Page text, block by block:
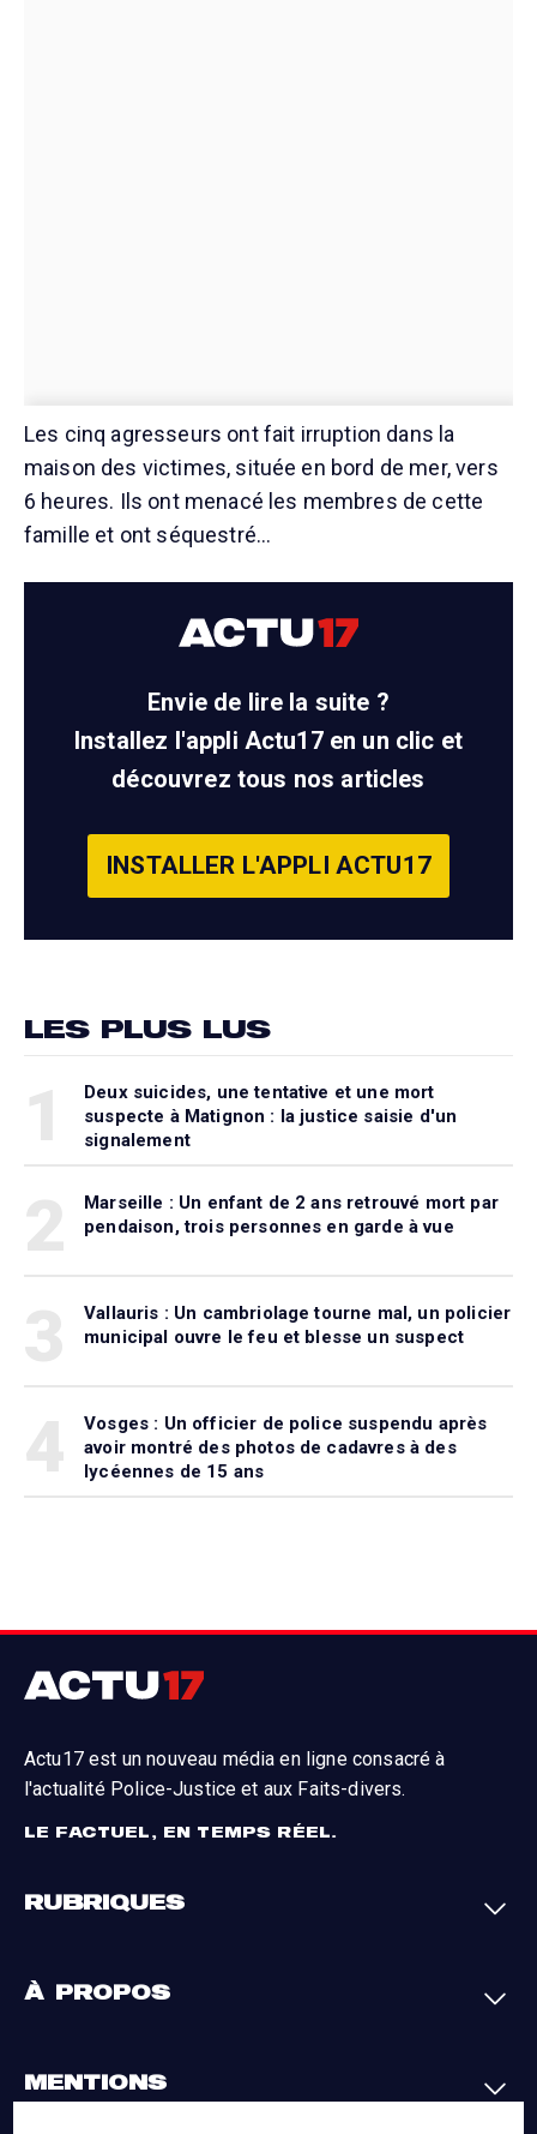
Les cinq agresseurs ont fait irruption dans la
maison des victimes, située en bord de mer, vers
6 heures. Ils ont menacé les membres de cette
famille et ont séquestré…
Envie de lire la suite ?
Installez l'appli Actu17 en un clic et
découvrez tous nos articles
INSTALLER L'APPLI ACTU17
LES PLUS LUS
Deux suicides, une tentative et une mort
suspecte à Matignon : la justice saisie d'un
signalement
Marseille : Un enfant de 2 ans retrouvé mort par
pendaison, trois personnes en garde à vue
Vallauris : Un cambriolage tourne mal, un policier
municipal ouvre le feu et blesse un suspect
Vosges : Un officier de police suspendu après
avoir montré des photos de cadavres à des
lycéennes de 15 ans
Actu17 est un nouveau média en ligne consacré à
l'actualité Police-Justice et aux Faits-divers.
LE FACTUEL, EN TEMPS RÉEL.
RUBRIQUES
Justice
Par région
À PROPOS
L'appli Actu17
S'abonner
MENTIONS